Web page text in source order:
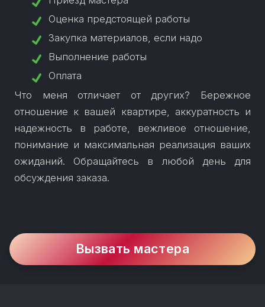
Оценка предстоящей работы
Закупка материалов, если надо
Выполнение работы
Оплата
Что меня отличает от других? Бережное
отношение к вашей квартире, аккуратность и
надежность в работе, вежливое отношение,
понимание и максимальная реализация ваших
ожиданий. Обращайтесь в любой день для
обсуждения заказа.
Вызвать мастера